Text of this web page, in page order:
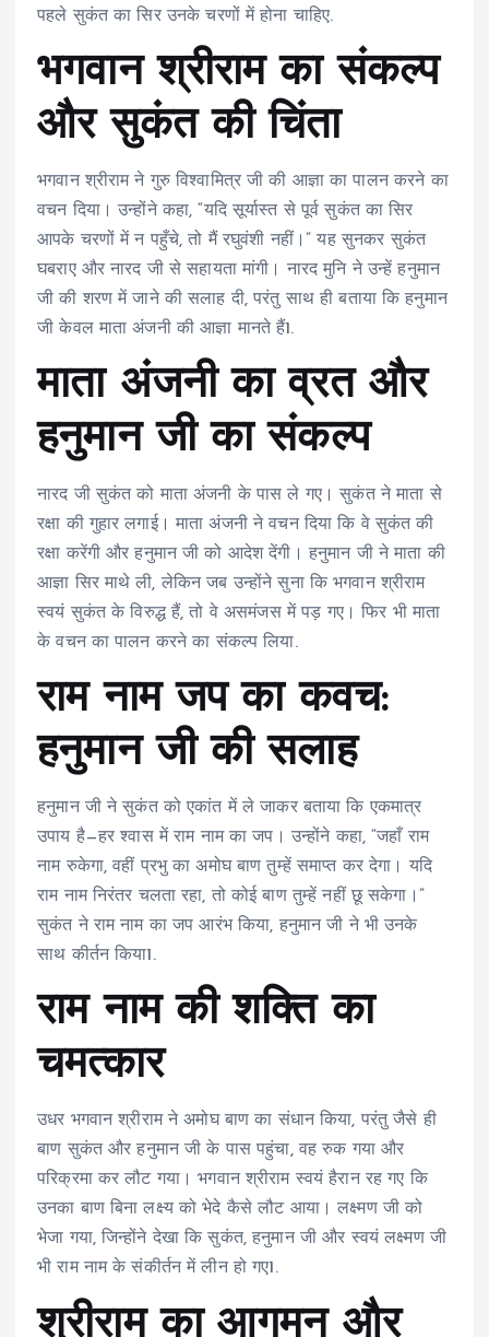
पहले सुकंत का सिर उनके चरणों में होना चाहिए.
भगवान श्रीराम का संकल्प
और सुकंत की चिंता
भगवान श्रीराम ने गुरु विश्वामित्र जी की आज्ञा का पालन करने का
वचन दिया। उन्होंने कहा, “यदि सूर्यास्त से पूर्व सुकंत का सिर
आपके चरणों में न पहुँचे, तो मैं रघुवंशी नहीं।” यह सुनकर सुकंत
घबराए और नारद जी से सहायता मांगी। नारद मुनि ने उन्हें हनुमान
जी की शरण में जाने की सलाह दी, परंतु साथ ही बताया कि हनुमान
जी केवल माता अंजनी की आज्ञा मानते हैं1.
माता अंजनी का व्रत और
हनुमान जी का संकल्प
नारद जी सुकंत को माता अंजनी के पास ले गए। सुकंत ने माता से
रक्षा की गुहार लगाई। माता अंजनी ने वचन दिया कि वे सुकंत की
रक्षा करेंगी और हनुमान जी को आदेश देंगी। हनुमान जी ने माता की
आज्ञा सिर माथे ली, लेकिन जब उन्होंने सुना कि भगवान श्रीराम
स्वयं सुकंत के विरुद्ध हैं, तो वे असमंजस में पड़ गए। फिर भी माता
के वचन का पालन करने का संकल्प लिया.
राम नाम जप का कवच:
हनुमान जी की सलाह
हनुमान जी ने सुकंत को एकांत में ले जाकर बताया कि एकमात्र
उपाय है—हर श्वास में राम नाम का जप। उन्होंने कहा, “जहाँ राम
नाम रुकेगा, वहीं प्रभु का अमोघ बाण तुम्हें समाप्त कर देगा। यदि
राम नाम निरंतर चलता रहा, तो कोई बाण तुम्हें नहीं छू सकेगा।”
सुकंत ने राम नाम का जप आरंभ किया, हनुमान जी ने भी उनके
साथ कीर्तन किया1 .
राम नाम की शक्ति का
चमत्कार
उधर भगवान श्रीराम ने अमोघ बाण का संधान किया, परंतु जैसे ही
बाण सुकंत और हनुमान जी के पास पहुंचा, वह रुक गया और
परिक्रमा कर लौट गया। भगवान श्रीराम स्वयं हैरान रह गए कि
उनका बाण बिना लक्ष्य को भेदे कैसे लौट आया। लक्ष्मण जी को
भेजा गया, जिन्होंने देखा कि सुकंत, हनुमान जी और स्वयं लक्ष्मण जी
भी राम नाम के संकीर्तन में लीन हो गए1.
श्रीराम का आगमन और